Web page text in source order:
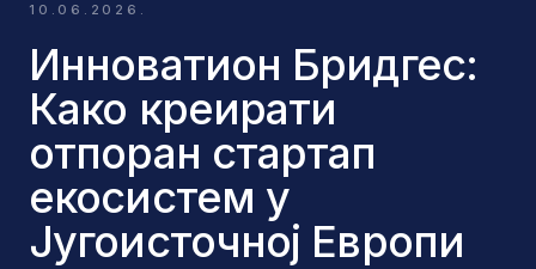
10.06.2026.
Инноватион Бридгес:
Како креирати
отпоран стартап
екосистем у
Југоисточној Европи